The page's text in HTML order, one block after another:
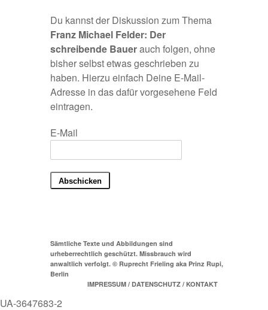
Du kannst der Diskussion zum Thema
Franz Michael Felder: Der
schreibende Bauerauch folgen, ohne
bisher selbst etwas geschrieben zu
haben. Hierzu einfach Deine E-Mail-
Adresse in das dafür vorgesehene Feld
eintragen.
E-Mail
Sämtliche Texte und Abbildungen sind
urheberrechtlich geschützt. Missbrauch wird
anwaltlich verfolgt. © Ruprecht Frieling aka Prinz Rupi,
Berlin
IMPRESSUM / DATENSCHUTZ / KONTAKT
UA-3647683-2